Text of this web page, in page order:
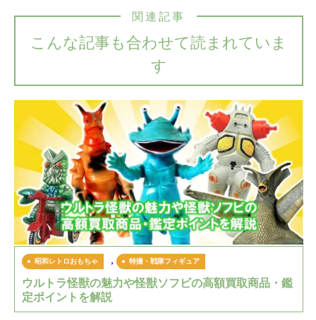
こんな記事も合わせて読まれていま
す
関連記事
昭和レトロおもちゃ , 特撮・戦隊フィギュア
ウルトラ怪獣の魅力や怪獣ソフビの高額買取商品・鑑
定ポイントを解説